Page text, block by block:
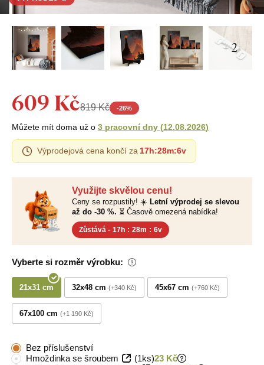
+ 2
Využijte skvělou cenu!
Ceny se rozpustily! ☀️ Letní výprodej se slevou
až do -30 %. ⏳ Časově omezená nabídka!
Zůstává - 17h : 28m : 5v
Vyberte si rozměr výrobku:
21x31 cm 32x48 cm +340 Kč 45x67 cm +760 Kč
67x100 cm +1 190 Kč
609 Kč819 Kč -26%
Můžete mít doma už o 3 pracovní dny (12.08.2026)
Výprodejová cena končí za 17h:28m:5v
Bez příslušenství
Hmoždinka se šroubem
(1ks)23 Kč